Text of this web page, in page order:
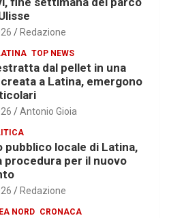
Redazione
TOP NEWS
dal pellet in una
a Latina, emergono
Antonio Gioia
pubblico locale di Latina,
procedura per il nuovo
Redazione
NORD CRONACA